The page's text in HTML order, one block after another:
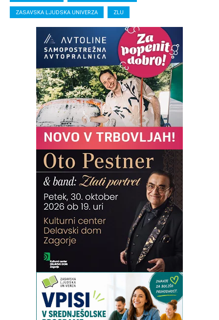
ZASAVSKA LJUDSKA UNIVERZA ZLU